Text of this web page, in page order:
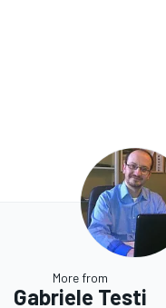
More from
Gabriele Testi